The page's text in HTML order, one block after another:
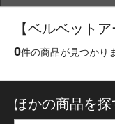
【ベルベット
0件の商品が見つかり
ほかの商品を探